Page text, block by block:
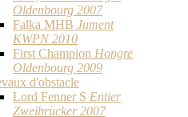
Oldenbourg 2007
Falka MHB Jument
KWPN 2010
First Champion Hongre
Oldenbourg 2009
d'obstacle
Lord Fenner S Entier
Zweibrücker 2007